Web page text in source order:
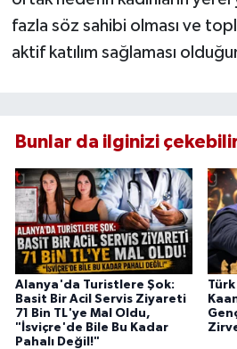
fazla söz sahibi olması ve
aktif katılım sağlaması
Bunlar da ilginizi
Alanya'da Turistlere Şok:
Basit Bir Acil Servis Ziyareti
71 Bin TL'ye Mal Oldu,
"İsviçre'de Bile Bu Kadar
Pahalı Değil!"